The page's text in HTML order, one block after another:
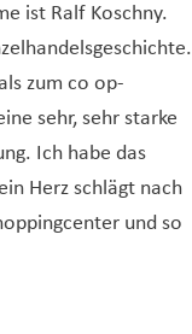
ist Ralf Koschny.
zum co op-
sehr, sehr starke
Ich habe das
Herz schlägt nach
und so